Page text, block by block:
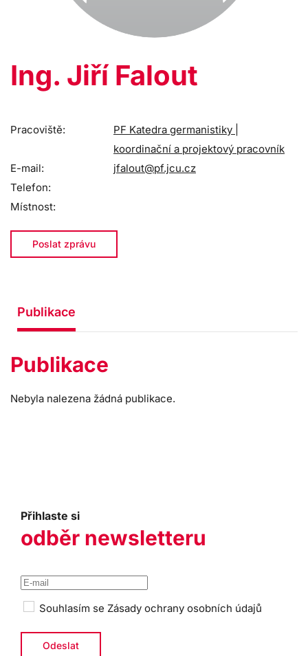
Ing. Jiří Falout
Pracoviště:
PF Katedra germanistiky |
koordinační a projektový pracovník
E-mail:
jfalout@pf.jcu.cz
Telefon:
Místnost:
Poslat zprávu
Publikace
Publikace
Nebyla nalezena žádná publikace.
Přihlaste si
odběr newsletteru
Souhlasím se Zásady ochrany osobních údajů